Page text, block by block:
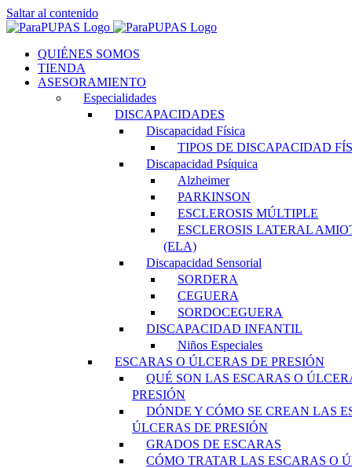
Saltar al contenido
QUIÉNES SOMOS
TIENDA
ASESORAMIENTO
Especialidades
DISCAPACIDADES
Discapacidad Física
TIPOS DE DISCAPACIDAD
Discapacidad Psíquica
Alzheimer
PARKINSON
ESCLEROSIS MÚLTIPLE
ESCLEROSIS LATERAL
(ELA)
Discapacidad Sensorial
SORDERA
CEGUERA
SORDOCEGUERA
DISCAPACIDAD INFANTIL
Niños Especiales
ESCARAS O ÚLCERAS DE PRESIÓN
QUÉ SON LAS ESCARAS O
PRESIÓN
DÓNDE Y CÓMO SE CREAN LAS
ÚLCERAS DE PRESIÓN
GRADOS DE ESCARAS
CÓMO TRATAR LAS ESCARAS O